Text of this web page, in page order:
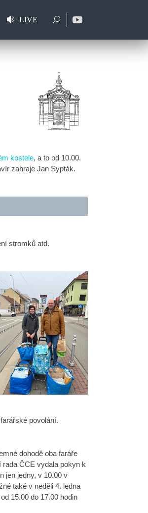
LIVE
kostele, a to od 10.00.
zahraje Jan Sypták.
stromků atd.
povolání.
dohodě oba faráře
rada ČCE vydala pokyn k
jen jedny, v 10.00 v
také v neděli 4. ledna
15.00 do 17.00 hodin